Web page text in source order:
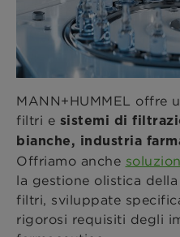
MANN+HUMMEL offre
filtri e sistemi di
bianche, industria
Offriamo anche
la gestione olistica
filtri, sviluppate
rigorosi requisiti degli